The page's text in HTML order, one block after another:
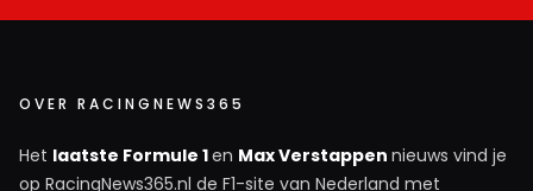
OVER RACINGNEWS365
Het laatste Formule 1en Max Verstappen nieuws vind je
op RacingNews365.nl de F1-site van Nederland met